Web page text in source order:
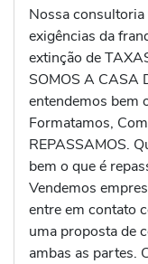
Nossa
exigências da
extinção de
SOMOS A CASA
entendemos bem
Formatamos,
REPASSAMOS.
bem o que é
Vendemos
entre em contato
uma proposta de
ambas as partes.